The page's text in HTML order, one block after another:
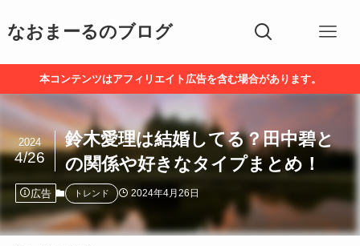
なおまーるのブログ
本コンテンツはアフィリエイト広告を含む場合があります。
鈴木愛理は結婚してる？田中碧と
の関係や好きなタイプまとめ！
2024
4/26
広告 トレンド 2024年4月26日